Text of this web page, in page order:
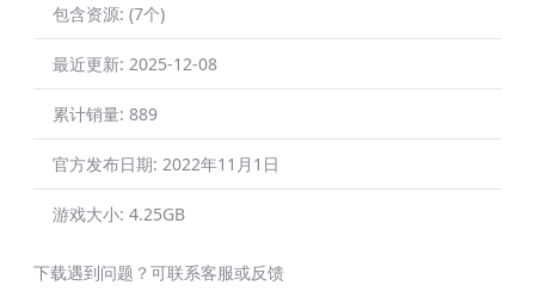
包含资源: (7个)
最近更新: 2025-12-08
累计销量: 889
官方发布日期: 2022年11月1日
游戏大小: 4.25GB
下载遇到问题？可联系客服或反馈